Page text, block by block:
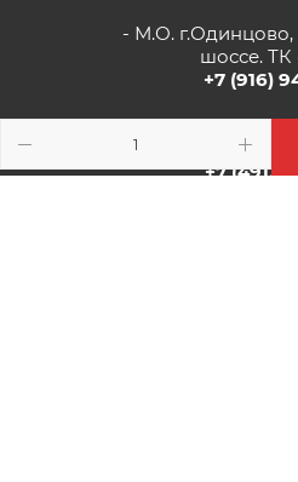
- М.О. г.Одинцово,
шоссе.
+7 (916)
- г.Рязань,
ТК
+7 (4912)